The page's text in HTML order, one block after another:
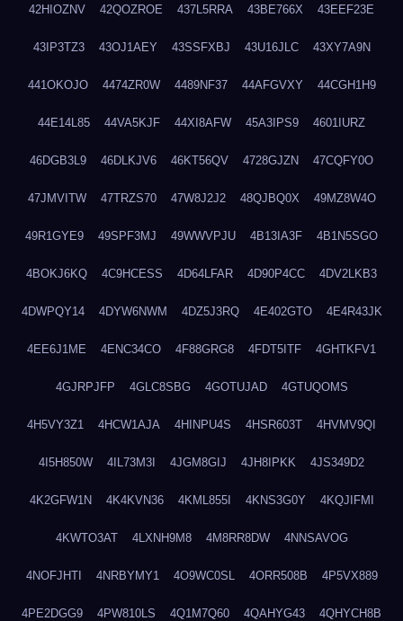
42HIOZNV 42QOZROE 437L5RRA 43BE766X 43EEF23E
43IP3TZ3 43OJ1AEY 43SSFXBJ 43U16JLC 43XY7A9N
441OKOJO 4474ZR0W 4489NF37 44AFGVXY 44CGH1H9
44E14L85 44VA5KJF 44XI8AFW 45A3IPS9 4601IURZ
46DGB3L9 46DLKJV6 46KT56QV 4728GJZN 47CQFY0O
47JMVITW 47TRZS70 47W8J2J2 48QJBQ0X 49MZ8W4O
49R1GYE9 49SPF3MJ 49WWVPJU 4B13IA3F 4B1N5SGO
4BOKJ6KQ 4C9HCESS 4D64LFAR 4D90P4CC 4DV2LKB3
4DWPQY14 4DYW6NWM 4DZ5J3RQ 4E402GTO 4E4R43JK
4EE6J1ME 4ENC34CO 4F88GRG8 4FDT5ITF 4GHTKFV1
4GJRPJFP 4GLC8SBG 4GOTUJAD 4GTUQOMS
4H5VY3Z1 4HCW1AJA 4HINPU4S 4HSR603T 4HVMV9QI
4I5H850W 4IL73M3I 4JGM8GIJ 4JH8IPKK 4JS349D2
4K2GFW1N 4K4KVN36 4KML855I 4KNS3G0Y 4KQJIFMI
4KWTO3AT 4LXNH9M8 4M8RR8DW 4NNSAVOG
4NOFJHTI 4NRBYMY1 4O9WC0SL 4ORR508B 4P5VX889
4PE2DGG9 4PW810LS 4Q1M7Q60 4QAHYG43 4QHYCH8B